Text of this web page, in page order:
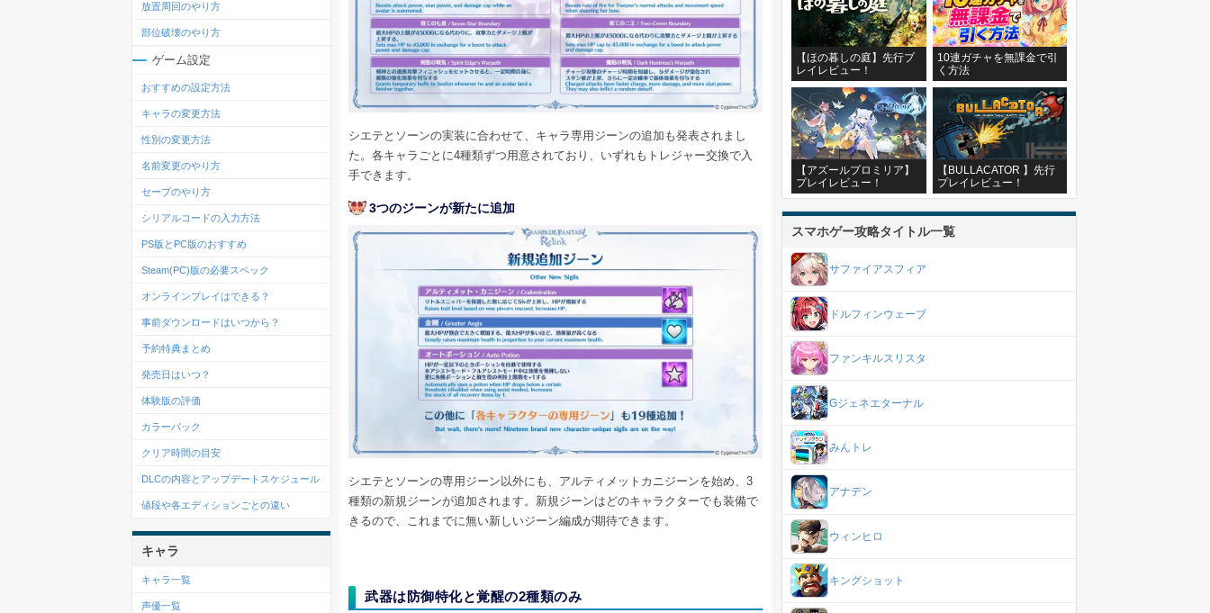
シエテとソーンの実装に合わせて、キャラ専用ジーンの追加も発表されまし
た。各キャラごとに4種類ずつ用意されており、いずれもトレジャー交換で入
手できます。
3つのジーンが新たに追加
シエテとソーンの専用ジーン以外にも、アルティメットカニジーンを始め、3
種類の新規ジーンが追加されます。新規ジーンはどのキャラクターでも装備で
きるので、これまでに無い新しいジーン編成が期待できます。
武器は防御特化と覚醒の2種類のみ
放置周回のやり方
部位破壊のやり方
ゲーム設定
おすすめの設定方法
キャラの変更方法
性別の変更方法
名前変更のやり方
セーブのやり方
シリアルコードの入力方法
PS版とPC版のおすすめ
Steam(PC)版の必要スペック
オンラインプレイはできる？
事前ダウンロードはいつから？
予約特典まとめ
発売日はいつ？
体験版の評価
カラーパック
クリア時間の目安
DLCの内容とアップデートスケジュール
値段や各エディションごとの違い
キャラ
キャラ一覧
声優一覧
【ほの暮しの庭】先行プ
レイレビュー！
10連ガチャを無課金で引
く方法
【アズールプロミリア】
プレイレビュー！
【BULLACATOR 】先行
プレイレビュー！
スマホゲー攻略タイトル一覧
サファイアスフィア
ドルフィンウェーブ
ファンキルスリスタ
Gジェネエターナル
みんトレ
アナデン
ウィンヒロ
キングショット